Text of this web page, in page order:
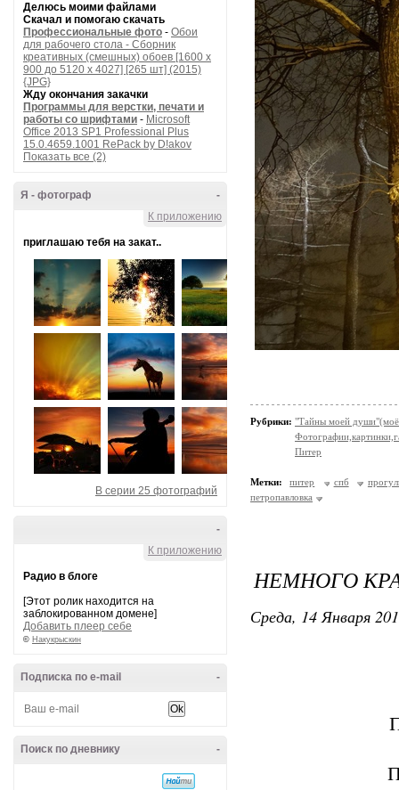
Делюсь моими файлами
Скачал и помогаю скачать
Профессиональные фото - Обои
для рабочего стола - Сборник
креативных (смешных) обоев [1600 x
900 до 5120 x 4027] [265 шт] (2015)
{JPG}
Жду окончания закачки
Программы для верстки, печати и
работы со шрифтами - Microsoft
Office 2013 SP1 Professional Plus
15.0.4659.1001 RePack by D!akov
Показать все (2)
-
Я - фотограф
К приложению
приглашаю тебя на закат..
В серии 25 фотографий
-
К приложению
Радио в блоге
[Этот ролик находится на
заблокированном домене]
Добавить плеер себе
© Накукрыскин
-
Подписка по e-mail
-
Поиск по дневнику
Рубрики: "Тайны моей души"(моё
Питер
Метки: питер спб
петропавловка
НЕМНОГО
Среда, 14 Января